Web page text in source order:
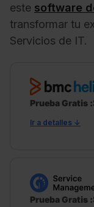
este software
transformar tu
Servicios de IT.
Prueba Gratis
Ir a detalles ↓
Prueba Gratis